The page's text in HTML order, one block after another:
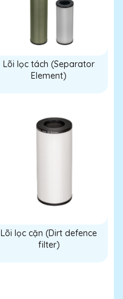
Lõi lọc tách (Separator
Element)
Lõi lọc cặn (Dirt defence
filter)